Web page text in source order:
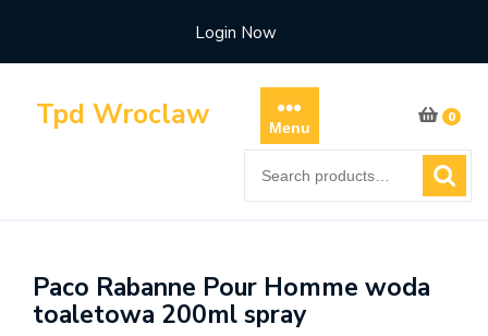
content
Login Now
Tpd Wroclaw Menu
0
for:
Paco Rabanne Pour Homme woda
toaletowa 200ml spray